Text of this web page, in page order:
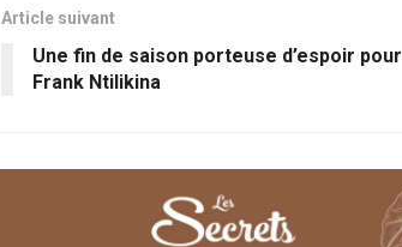
Article suivant
Une fin de saison porteuse d’espoir pour
Frank Ntilikina